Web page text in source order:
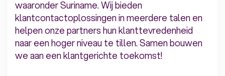
waaronder Suriname. Wij bieden
klantcontactoplossingen in meerdere talen en
helpen onze partners hun klanttevredenheid
naar een hoger niveau te tillen. Samen bouwen
we aan een klantgerichte toekomst!